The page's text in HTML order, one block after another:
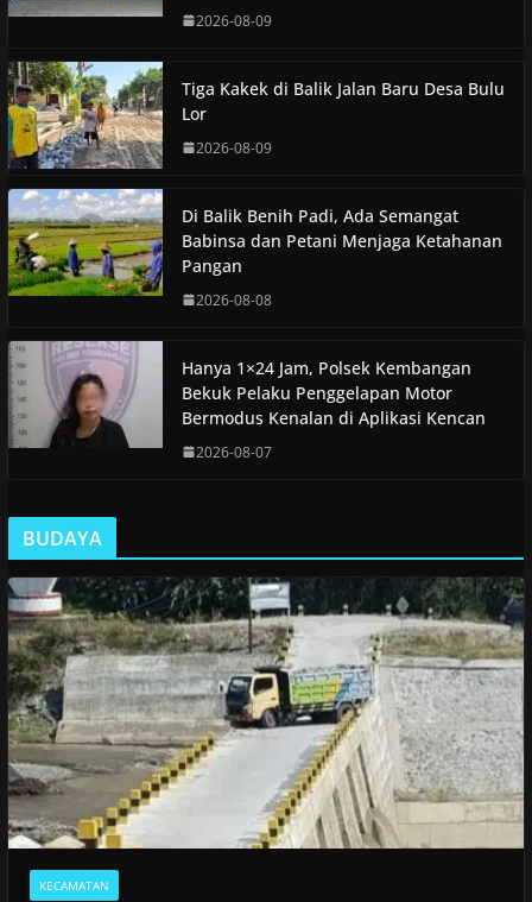
2026-08-09
Tiga Kakek di Balik Jalan Baru Desa Bulu
Lor
2026-08-09
Di Balik Benih Padi, Ada Semangat
Babinsa dan Petani Menjaga Ketahanan
Pangan
2026-08-08
Hanya 1×24 Jam, Polsek Kembangan
Bekuk Pelaku Penggelapan Motor
Bermodus Kenalan di Aplikasi Kencan
2026-08-07
BUDAYA
KECAMATAN